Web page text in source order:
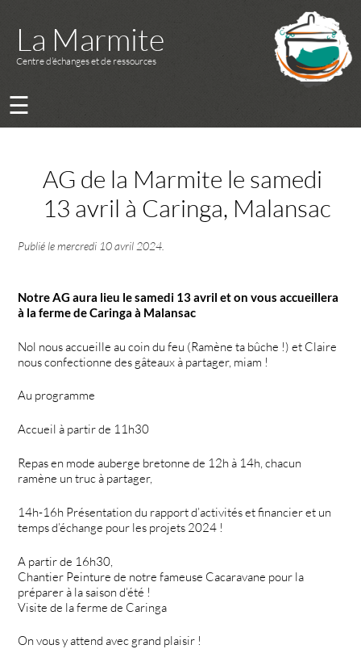
La Marmite
Centre d’échanges et de ressources
☰
AG de la Marmite le samedi
13 avril à Caringa, Malansac
Publié lemercredi 10 avril 2024
Notre AG aura lieu le samedi 13 avril et on vous accueillera
à la ferme de Caringa à Malansac
Nol nous accueille au coin du feu (Ramène ta bûche !) et Claire
nous confectionne des gâteaux à partager, miam !
Au programme
Accueil à partir de 11h30
Repas en mode auberge bretonne de 12h à 14h, chacun
ramène un truc à partager,
14h-16h Présentation du rapport d’activités et financier et un
temps d’échange pour les projets 2024 !
A partir de 16h30,
Chantier Peinture de notre fameuse Cacaravane pour la
préparer à la saison d’été !
Visite de la ferme de Caringa
On vous y attend avec grand plaisir !